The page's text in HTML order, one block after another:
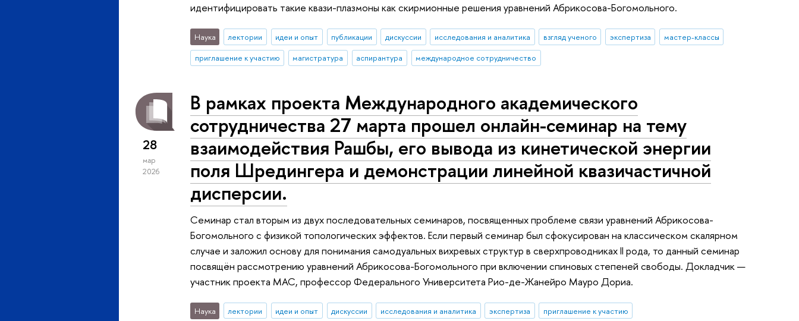
идентифицировать такие квази-плазмоны как скирмионные решения уравнений Абрикосова-Богомольного.
Наука лектории идеи и опыт публикации дискуссии исследования и аналитика взгляд ученого экспертиза
мастер-классы
приглашение к участию
магистратура аспирантура международное сотрудничество
28
мар
2026
В рамках проекта Международного академического
сотрудничества 27 марта прошел онлайн-семинар на тему
взаимодействия Рашбы, его вывода из кинетической энергии
поля Шредингера и демонстрации линейной квазичастичной
дисперсии.
Семинар стал вторым из двух последовательных семинаров, посвященных проблеме связи уравнений Абрикосова-
Богомольного с физикой топологических эффектов. Если первый семинар был сфокусирован на классическом скалярном
случае и заложил основу для понимания самодуальных вихревых структур в сверхпроводниках II рода, то данный семинар
посвящён рассмотрению уравнений Абрикосова-Богомольного при включении спиновых степеней свободы. Докладчик —
участник проекта МАС, профессор Федерального Университета Рио-де-Жанейро Мауро Дориа.
Наука лектории идеи и опыт дискуссии исследования и аналитика экспертиза
приглашение к участию